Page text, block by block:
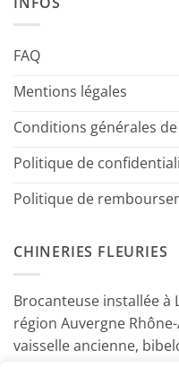
FAQ
Mentions légales
Conditions générales
Politique de
Politique de
CHINERIES FLEURIES
Brocanteuse installée à
région Auvergne
vaisselle ancienne,